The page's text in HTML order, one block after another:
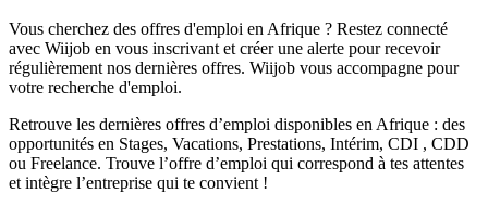
Vous cherchez des offres d'emploi en Afrique ? Restez connecté
avec Wiijob en vous inscrivant et créer une alerte pour recevoir
régulièrement nos dernières offres. Wiijob vous accompagne pour
votre recherche d'emploi.
Retrouve les dernières offres d’emploi disponibles en Afrique : des
opportunités en Stages, Vacations, Prestations, Intérim, CDI , CDD
ou Freelance. Trouve l’offre d’emploi qui correspond à tes attentes
et intègre l’entreprise qui te convient !